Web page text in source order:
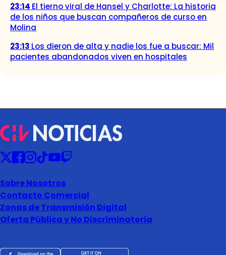
23:14 El tierno viral de Hansel y Charlotte: La historia
de los niños que buscan compañeros de curso en
Molina
23:13 Los dieron de alta y nadie los fue a buscar: Mil
pacientes abandonados viven en hospitales
Sobre Nosotros
Contacto Comercial
Zonas de Transmisión Digital
Oferta Pública y No Discriminatoria